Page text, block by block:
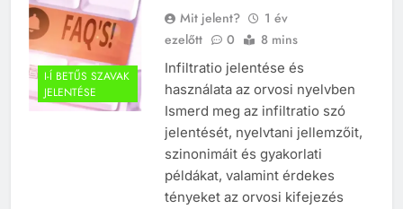
I-Í BETŰS SZAVAK
JELENTÉSE
Mit jelent?
1 év
ezelőtt
0 8 mins
Infiltratio jelentése és
használata az orvosi nyelvben
Ismerd meg az infiltratio szó
jelentését, nyelvtani jellemzőit,
szinonimáit és gyakorlati
példákat, valamint érdekes
tényeket az orvosi kifejezés